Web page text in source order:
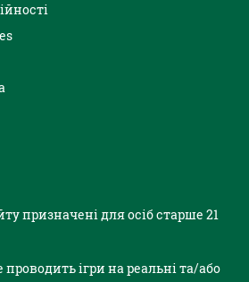
призначені для осіб старше 21
ігри на реальні та/або